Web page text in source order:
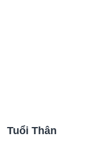
Tuổi Thân